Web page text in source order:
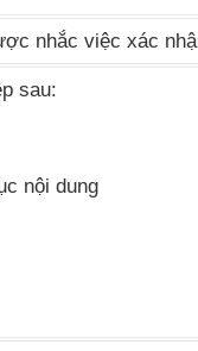
nhắc việc xác
sau:
nội dung